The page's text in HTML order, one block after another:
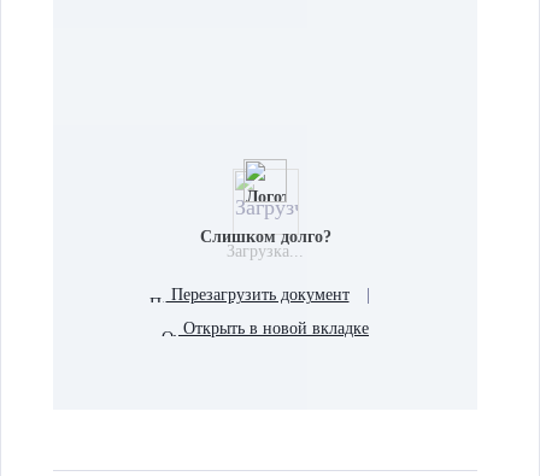
Загрузка...
Слишком долго?
Перезагрузить документ
|
Открыть в новой вкладке